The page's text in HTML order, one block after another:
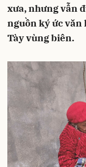
xưa, nhưng vẫn
nguồn ký ức văn
Tày vùng biên.